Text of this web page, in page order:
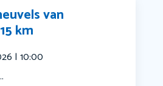
van
km
| 10:00